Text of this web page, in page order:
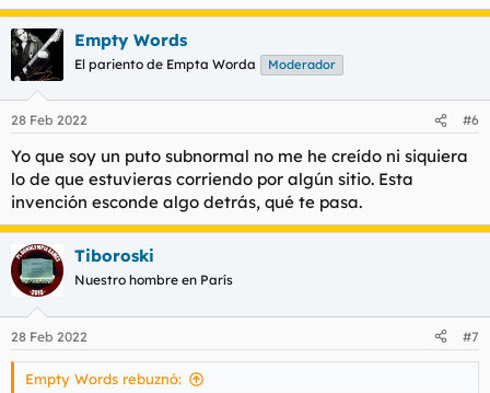
Empty Words
El pariento de Empta Worda Moderador
28 Feb 2022 #6
Yo que soy un puto subnormal no me he creído ni siquiera
lo de que estuvieras corriendo por algún sitio. Esta
invención esconde algo detrás, qué te pasa.
Tiboroski
Nuestro hombre en París
28 Feb 2022 #7
Empty Words rebuznó: